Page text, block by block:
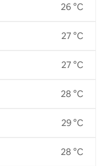
26 °C
27 °C
27 °C
28 °C
29 °C
28 °C